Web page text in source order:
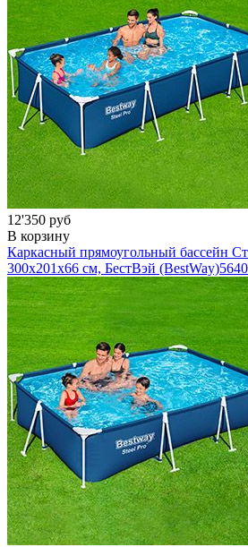
12'350 руб
В корзину
Каркасный прямоугольный бассейн
300х201x66 см, БестВэй (BestWay)